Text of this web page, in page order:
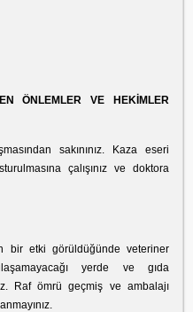
ÖNLEMLER VE HEKİMLER
sakınınız. Kaza eseri
çalışınız ve doktora
bir etki görüldüğünde veteriner
yerde ve gıda
Raf ömrü geçmiş ve ambalajı